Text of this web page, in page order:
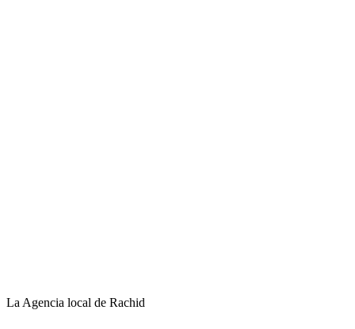
La Agencia local de Rachid